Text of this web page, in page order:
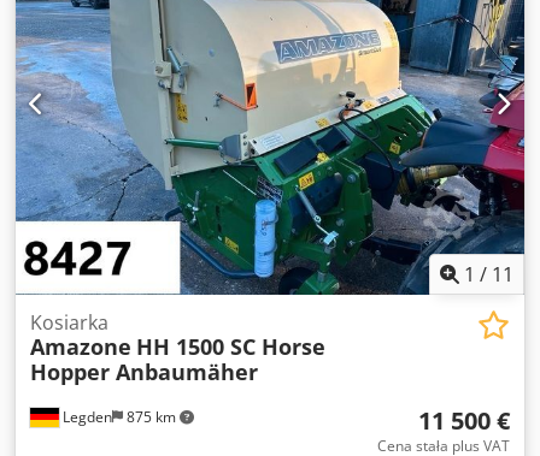
1 / 11
Legden 875 km
Kosiarka
Amazone HH 1500 SC Horse
Hopper Anbaumäher
11 500 €
Cena stała plus VAT